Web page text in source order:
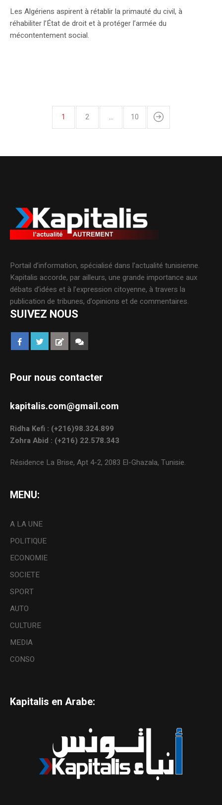
Les Algériens aspirent à rétablir la primauté du civil, à
réhabiliter l’État de droit et à protéger l’armée du
mécontentement social.
1 2 … 10
Portail d’information, spécialisé dans l’actualité tunisienne.
Kapitalis accorde, par ailleurs, une grande importance aux
débats d’idées et à l’expression citoyenne, à travers la
publication de tribunes, d’opinions et de commentaires.
SUIVEZ NOUS
Pour nous contacter
kapitalis.com@gmail.com
Ridha Kefi : (+216)98.324.899
Zohra Abid : (+216) 22.578.343
Résidence La Brise, Apt 4-2, 2083 El-Ghazala, Tunisie.
MENU:
A LA UNE
POLITIQUE
ECONOMIE
SOCIETE
SPORT
AUTO
CULTURE
MEDIA
CONSO
Kapitalis en Arabe: